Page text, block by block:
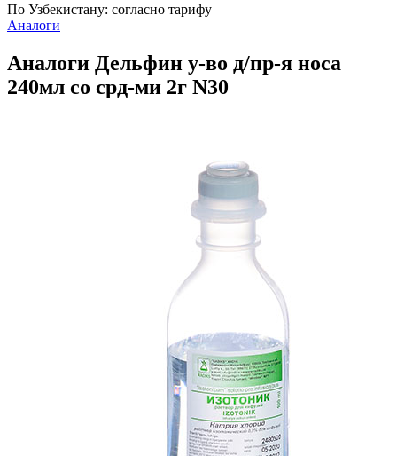
По Узбекистану: согласно тарифу
Аналоги
Аналоги Дельфин у-во д/пр-я носа
240мл со срд-ми 2г N30